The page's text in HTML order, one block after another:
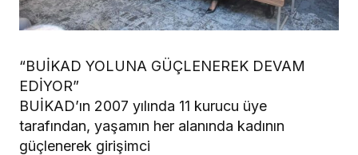
“BUİKAD YOLUNA GÜÇLENEREK DEVAM
EDİYOR”
BUİKAD’ın 2007 yılında 11 kurucu üye
tarafından, yaşamın her alanında kadının
güçlenerek girişimci